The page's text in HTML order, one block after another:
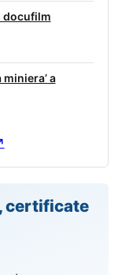
docufilm
a
certificate